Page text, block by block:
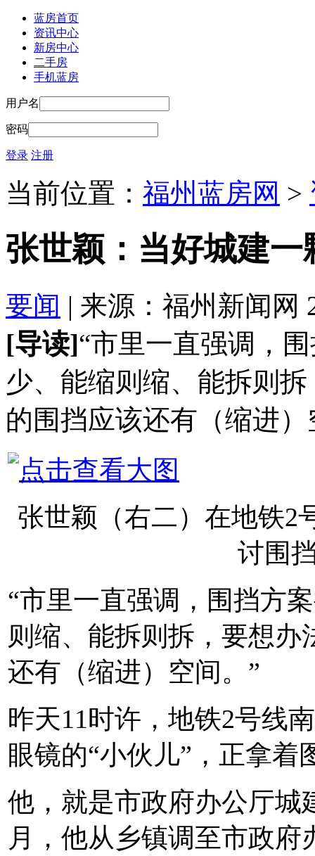
蓝房首页
资讯中心
新房中心
二手房
手机蓝房
用户名
密码
登录 注册
当前位置： 福州蓝房网 >
张世颖：当好城建一
要闻 | 来源：福州新闻网
[导读]“市里一直强调，
少、能缩则缩、能拆则
的围挡应该还有（缩进）
张世颖（右二）在地铁2
讨围
“市里一直强调，围挡方
则缩、能拆则拆，要想办
还有（缩进）空间。”
昨天11时许，地铁2号线
眼镜的“小伙儿”，正拿
他，就是市政府办公厅城
月，他从乡镇调至市政